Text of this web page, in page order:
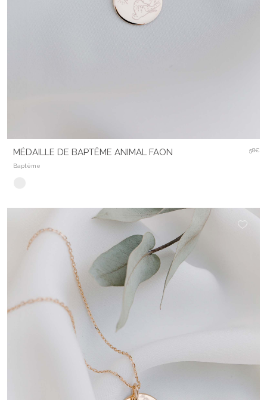
MÉDAILLE DE BAPTÊME ANIMAL FAON
Baptême
58€